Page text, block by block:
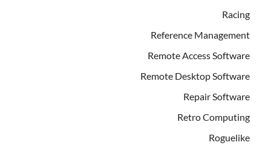
Racing
Reference Management
Remote Access Software
Remote Desktop Software
Repair Software
Retro Computing
Roguelike